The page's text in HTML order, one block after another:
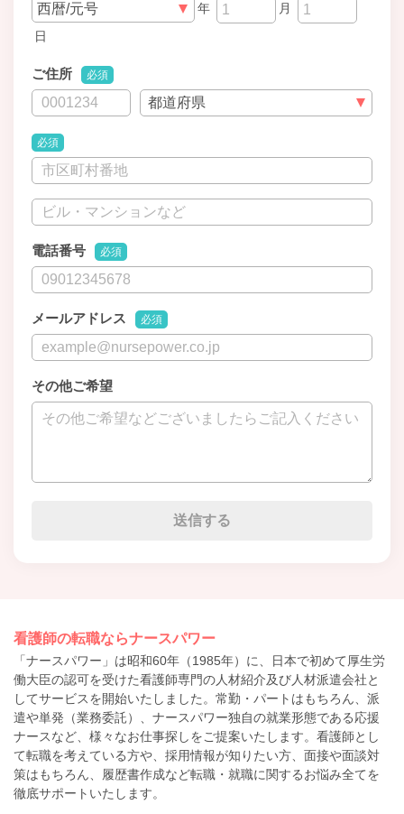
年
月
日
ご住所 必須
必須
電話番号 必須
メールアドレス 必須
その他ご希望
看護師の転職ならナースパワー
「ナースパワー」は昭和60年（1985年）に、日本で初めて厚生労
働大臣の認可を受けた看護師専門の人材紹介及び人材派遣会社と
してサービスを開始いたしました。常勤・パートはもちろん、派
遣や単発（業務委託）、ナースパワー独自の就業形態である応援
ナースなど、様々なお仕事探しをご提案いたします。看護師とし
て転職を考えている方や、採用情報が知りたい方、面接や面談対
策はもちろん、履歴書作成など転職・就職に関するお悩み全てを
徹底サポートいたします。